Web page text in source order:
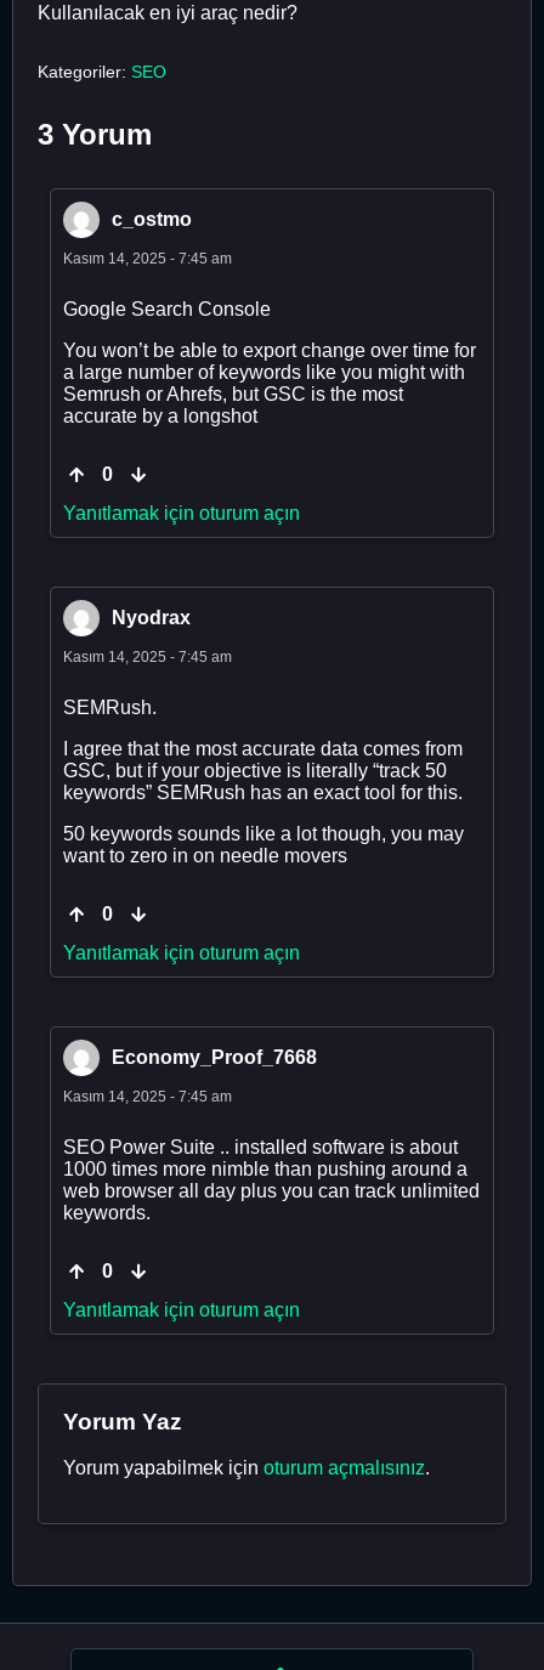
Kullanılacak en iyi araç nedir?
Kategoriler: SEO
3 Yorum
c_ostmo
Kasım 14, 2025 - 7:45 am
Google Search Console
You won’t be able to export change over time for
a large number of keywords like you might with
Semrush or Ahrefs, but GSC is the most
accurate by a longshot
0
Yanıtlamak için oturum açın
Nyodrax
Kasım 14, 2025 - 7:45 am
SEMRush.
I agree that the most accurate data comes from
GSC, but if your objective is literally “track 50
keywords” SEMRush has an exact tool for this.
50 keywords sounds like a lot though, you may
want to zero in on needle movers
0
Yanıtlamak için oturum açın
Economy_Proof_7668
Kasım 14, 2025 - 7:45 am
SEO Power Suite .. installed software is about
1000 times more nimble than pushing around a
web browser all day plus you can track unlimited
keywords.
0
Yanıtlamak için oturum açın
Yorum Yaz
Yorum yapabilmek için oturum açmalısınız.